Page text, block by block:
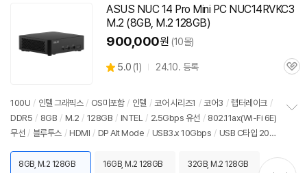
ASUS NUC 14 Pro Mini PCNUC14RVKC3
M.2 (8GB, M.2 128GB)
900,000원 (10몰)
별
5.0 (상
리
1) 24.10. 등록
관
100U / 인텔 그래픽스 / OS미포함 / 인텔 / 코어 시리즈1 / 코어3 / 랩터레이크 /
DDR5 / 8GB / M.2 / 128GB / INTEL / 2.5Gbps 유선 / 802.11ax(Wi-Fi 6E)
무선 / 블루투스 / HDMI / DP Alt Mode / USB3.x 10Gbps / USB C타입 20G
8GB, M.2 128GB 16GB, M.2 128GB 32GB, M.2 128GB